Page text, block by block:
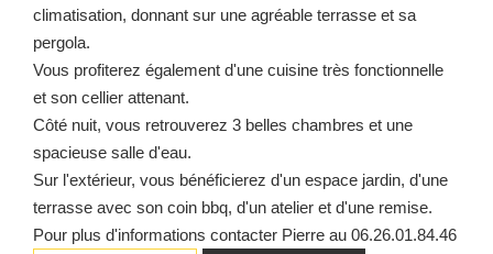
climatisation, donnant sur une agréable terrasse et sa
pergola.
Vous profiterez également d'une cuisine très fonctionnelle
et son cellier attenant.
Côté nuit, vous retrouverez 3 belles chambres et une
spacieuse salle d'eau.
Sur l'extérieur, vous bénéficierez d'un espace jardin, d'une
terrasse avec son coin bbq, d'un atelier et d'une remise.
Pour plus d'informations contacter Pierre au 06.26.01.84.46